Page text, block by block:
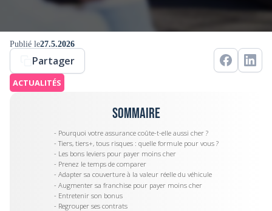
Publié le27.5.2026
Partager
ACTUALITÉS
Sommaire
- Pourquoi votre assurance coûte-t-elle aussi cher ?
- Tiers, tiers+, tous risques : quelle formule pour vous ?
- Les bons leviers pour payer moins cher
- Prenez le temps de comparer
- Adapter sa couverture à la valeur réelle du véhicule
- Augmenter sa franchise pour payer moins cher
- Entretenir son bonus
- Regrouper ses contrats